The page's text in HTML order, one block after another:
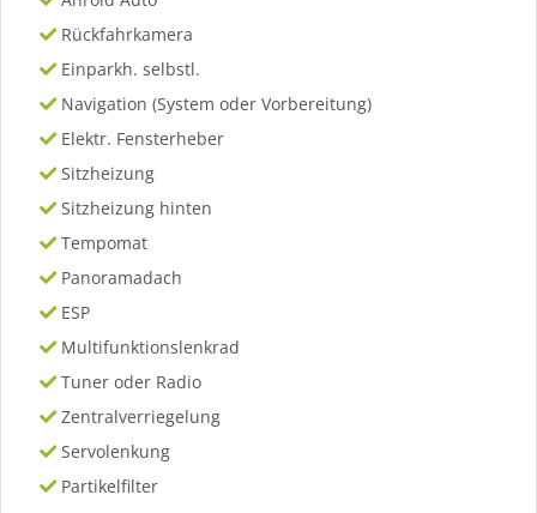
Rückfahrkamera
Einparkh. selbstl.
Navigation (System oder Vorbereitung)
Elektr. Fensterheber
Sitzheizung
Sitzheizung hinten
Tempomat
Panoramadach
ESP
Multifunktionslenkrad
Tuner oder Radio
Zentralverriegelung
Servolenkung
Partikelfilter